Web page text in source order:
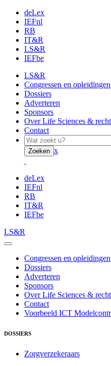
deLex
IEFnl
RB
IT&R
LS&R
IEFbe
LS&R
Congressen en opleidingen
Dossiers
Adverteren
Sponsors
Over Life Sciences & recht
Contact
Zoeken x
deLex
IEFnl
RB
IT&R
IEFbe
LS&R
Congressen en opleidingen
Dossiers
Adverteren
Sponsors
Over Life Sciences & recht
Contact
Voorbeeld ICT
DOSSIERS
Zorgverzekeraars